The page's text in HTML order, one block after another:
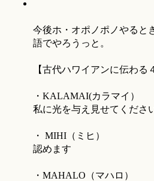
今後ホ・オポノポノやると
語でやろうっと。
【古代ハワイアンに伝わる
・KALAMAI(カラマイ）
私に光を与え見せてくださ
・ MIHI（ミヒ）
認めます
・MAHALO（マハロ）